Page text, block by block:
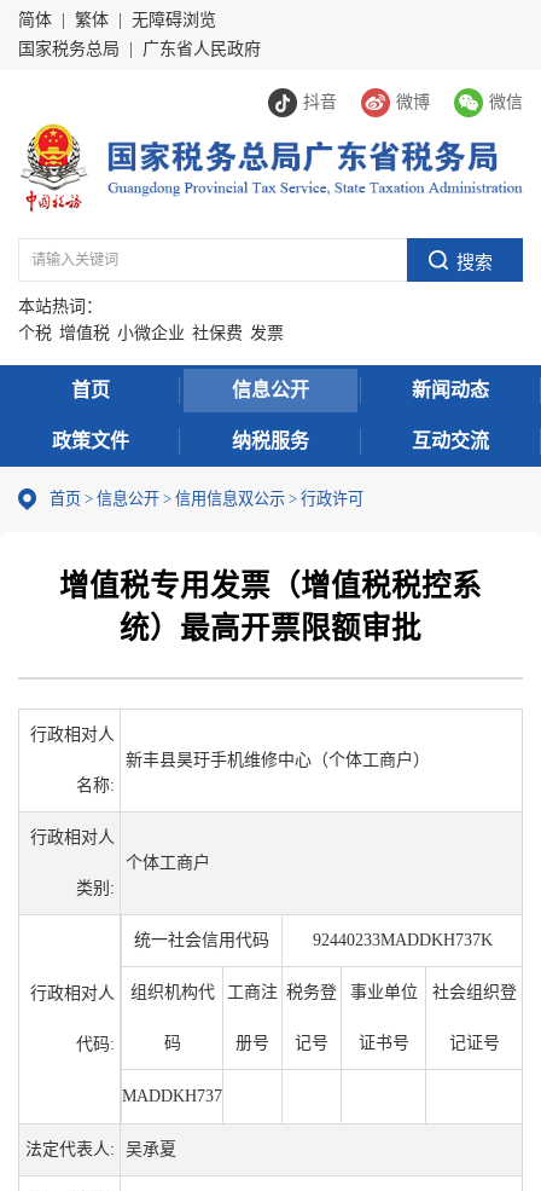
简体 繁体
无障碍浏览
国家税务总局
广东省人民政府
抖音 微博 微信
本站热词：
个税 增值税 小微企业 社保费 发票
首页 信息公开 新闻动态
政策文件 纳税服务 互动交流
首页 > 信息公开 > 信用信息双公示 > 行政许可
增值税专用发票（增值税税控系
统）最高开票限额审批
行政相对人
名称:
新丰县昊玗手机维修中心（个体工商户）
行政相对人
类别:
个体工商户
行政相对人
代码:
统一社会信用代码 92440233MADDKH737K
组织机构代
码
工商注
册号
税务登
记号
事业单位
证书号
社会组织登
记证号
MADDKH737
法定代表人: 吴承夏